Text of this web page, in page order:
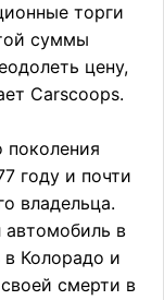
торги
суммы
цену,
Carscoops.
поколения
году и почти
владельца.
автомобиль в
в Колорадо и
смерти в